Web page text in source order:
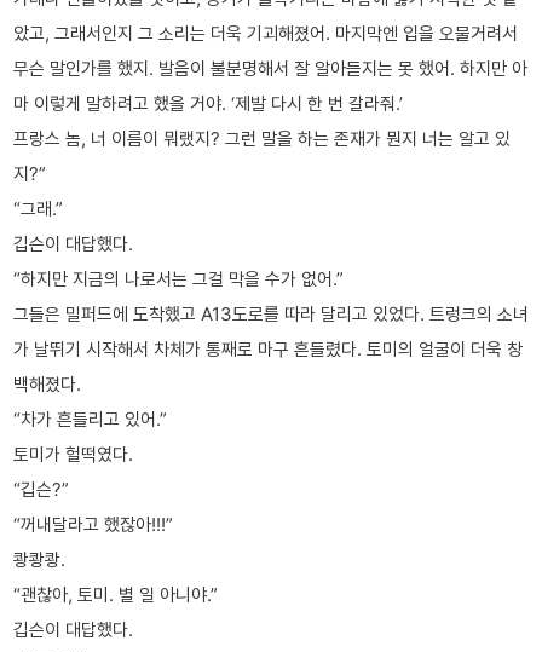
았고, 그래서인지 그 소리는 더욱 기괴해졌어. 마지막엔 입을 오물거려서
무슨 말인가를 했지. 발음이 불분명해서 잘 알아듣지는 못 했어. 하지만 아
마 이렇게 말하려고 했을 거야. ‘제발 다시 한 번 갈라줘.’
프랑스 놈, 너 이름이 뭐랬지? 그런 말을 하는 존재가 뭔지 너는 알고 있
지?”
“그래.”
깁슨이 대답했다.
“하지만 지금의 나로서는 그걸 막을 수가 없어.”
그들은 밀퍼드에 도착했고 A13도로를 따라 달리고 있었다. 트렁크의 소녀
가 날뛰기 시작해서 차체가 통째로 마구 흔들렸다. 토미의 얼굴이 더욱 창
백해졌다.
“차가 흔들리고 있어.”
토미가 헐떡였다.
“깁슨?”
“꺼내달라고 했잖아!!!”
쾅쾅쾅.
“괜찮아, 토미. 별 일 아니야.”
깁슨이 대답했다.